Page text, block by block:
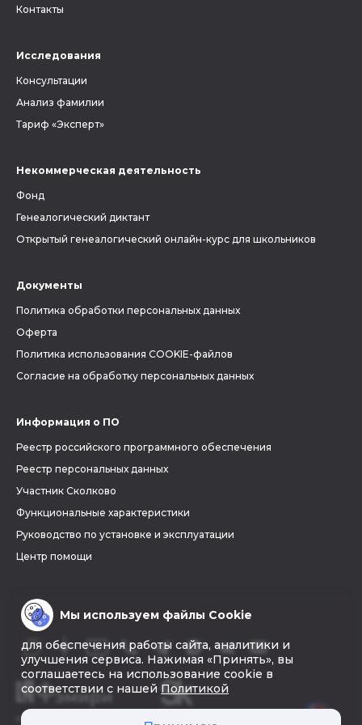
Контакты
Исследования
Консультации
Анализ фамилии
Тариф «Эксперт»
Некоммерческая деятельность
Фонд
Генеалогический диктант
Открытый генеалогический онлайн-курс для школьников
Документы
Политика обработки персональных данных
Оферта
Политика использования COOKIE-файлов
Согласие на обработку персональных данных
Информация о ПО
Реестр российского программного обеспечения
Реестр персональных данных
Участник Сколково
Функциональные характеристики
Руководство по установке и эксплуатации
Центр помощи
© 2026 «Фэмири»
Мы используем файлы Cookie
для обеспечения работы сайта, аналитики и
улучшения сервиса. Нажимая «Принять», вы
соглашаетесь на использование cookie в
соответствии с нашей Политикой